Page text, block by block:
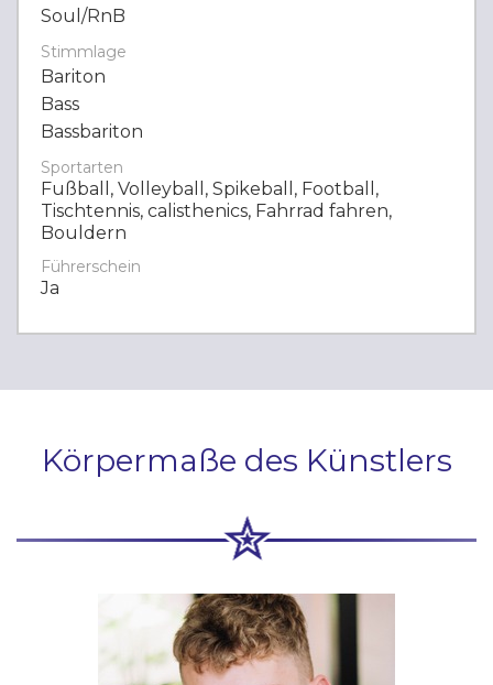
Soul/RnB
Stimmlage
Bariton
Bass
Bassbariton
Sportarten
Fußball, Volleyball, Spikeball, Football,
Tischtennis, calisthenics, Fahrrad fahren,
Bouldern
Führerschein
Ja
Körpermaße des Künstlers